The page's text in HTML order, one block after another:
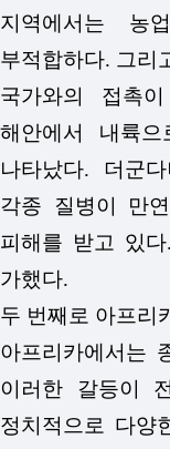
지역에서는 농
부적합하다. 그리
국가와의 접촉
해안에서 내륙
나타났다. 더군
각종 질병이 만
피해를 받고 있
가했다.
두 번째로 아프리
아프리카에서는
이러한 갈등이
정치적으로 다양